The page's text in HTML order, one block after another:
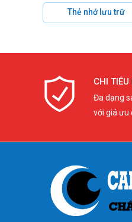
Thẻ nhớ lưu trữ
CHI TIÊU
Đa dạng
với giá ưu